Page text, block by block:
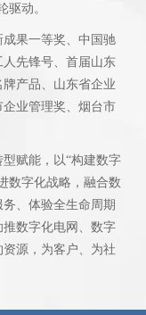
驱动。
果一等奖、中国驰
先锋号、首届山东
产品、山东省企业
业管理奖、烟台市
赋能，以“构建数字
数字化战略，融合数
、体验全生命周期
数字化电网、数字
源，为客户、为社